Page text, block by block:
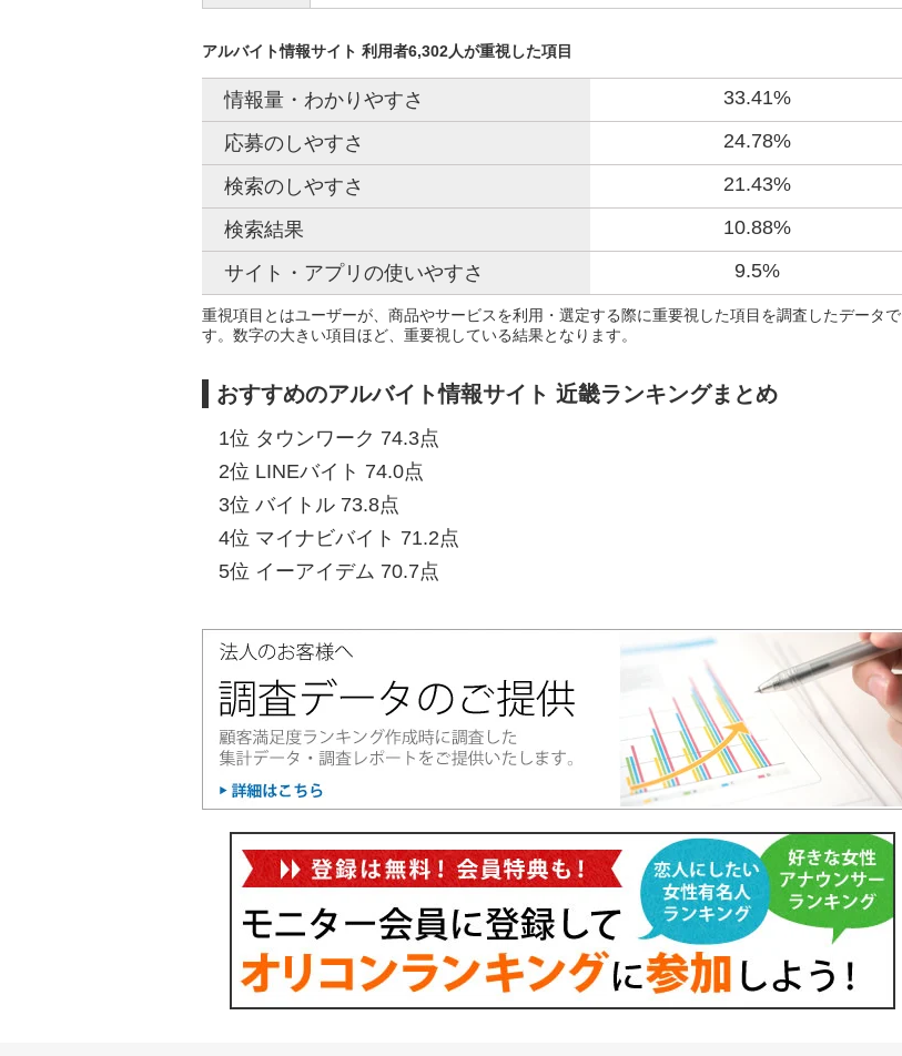
アルバイト情報サイト 利用者6,302人が重視した項目
情報量・わかりやすさ 33.41%
応募のしやすさ 24.78%
検索のしやすさ 21.43%
検索結果 10.88%
サイト・アプリの使いやすさ 9.5%
重視項目とはユーザーが、商品やサービスを利用・選定する際に重要視した項目を調査したデータで
す。数字の大きい項目ほど、重要視している結果となります。
おすすめのアルバイト情報サイト 近畿ランキングまとめ
1位 タウンワーク 74.3点
2位 LINEバイト 74.0点
3位 バイトル 73.8点
4位 マイナビバイト 71.2点
5位 イーアイデム 70.7点